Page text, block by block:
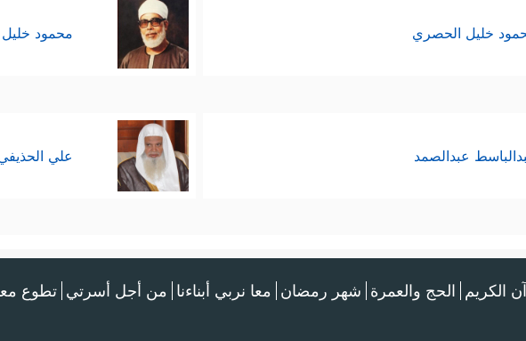
خليل الحصري محمود
عبدالصمد علي
الكريم الحج والعمرة شهر رمضان معا نربي أبناءنا من أجل أسرتي تطوع